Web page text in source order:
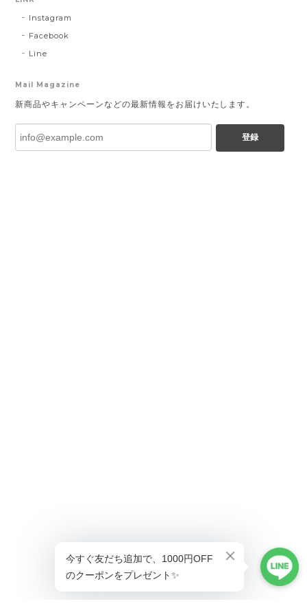
Instagram
Facebook
Line
Mail Magazine
新商品やキャンペーンなどの最新情報をお届けいたします。
登録
ショップに質問する